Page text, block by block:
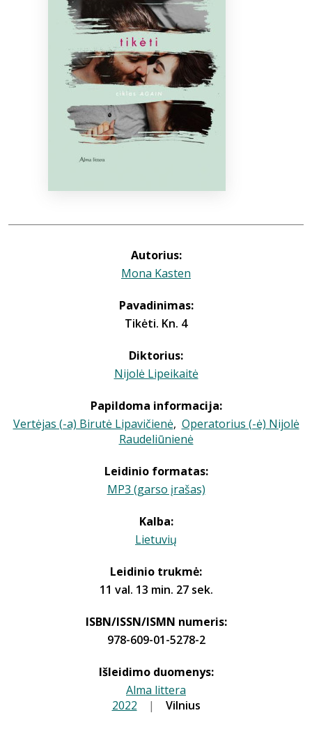
+370 667 80 541
info@elvislab.lt
Autorius:
Mona Kasten
Pavadinimas:
Tikėti. Kn. 4
Diktorius:
Nijolė Lipeikaitė
Papildoma informacija:
Vertėjas (-a) Birutė Lipavičienė, Operatorius (-ė) Nijolė
Raudeliūnienė
Leidinio formatas:
MP3 (garso įrašas)
Kalba:
Lietuvių
Leidinio trukmė:
11 val. 13 min. 27 sek.
ISBN/ISSN/ISMN numeris:
978-609-01-5278-2
Išleidimo duomenys:
Alma littera
2022 | Vilnius